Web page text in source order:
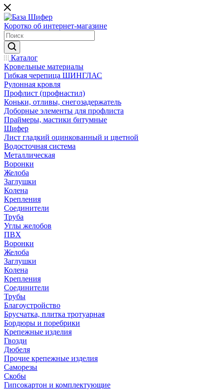
Коротко об интернет-магазине
Каталог
Кровельные материалы
Гибкая черепица ШИНГЛАС
Рулонная кровля
Профлист (профнастил)
Коньки, отливы, снегозадержатель
Доборные элементы для профлиста
Праймеры, мастики битумные
Шифер
Лист гладкий оцинкованный и цветной
Водосточная система
Металлическая
Воронки
Желоба
Заглушки
Колена
Крепления
Соединители
Труба
Углы желобов
ПВХ
Воронки
Желоба
Заглушки
Колена
Крепления
Соединители
Трубы
Благоустройство
Брусчатка, плитка тротуарная
Бордюры и поребрики
Крепежные изделия
Гвозди
Дюбеля
Прочие крепежные изделия
Саморезы
Скобы
Гипсокартон и комплектующие